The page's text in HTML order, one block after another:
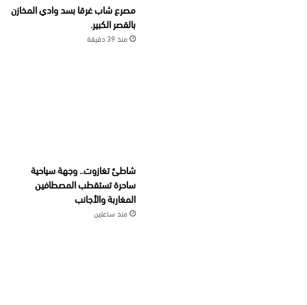
مصرع شاب غرقا بسد وادي المخازن
بالقصر الكبير.
منذ 39 دقيقة
شاطئ تغازوت.. وجهة سياحية
ساحرة تستقطب المصطافين
المغاربة والأجانب
منذ ساعتين